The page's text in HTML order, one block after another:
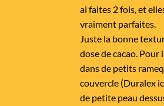
ai faites 2 fois, et
vraiment parfaites.
Juste la bonne
dose de cacao. Pour
dans de petits
couvercle (Duralex
de petite peau